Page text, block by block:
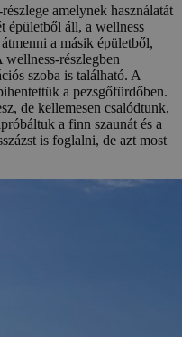
amelynek használatát
épületből áll, a wellness
a másik épületből,
részlegben
szoba is található. A
a pezsgőfürdőben.
de kellemesen csalódtunk,
a finn szaunát és a
is foglalni, de azt most